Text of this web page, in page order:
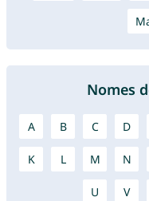
Nomes
A B C D
K L M N
U V